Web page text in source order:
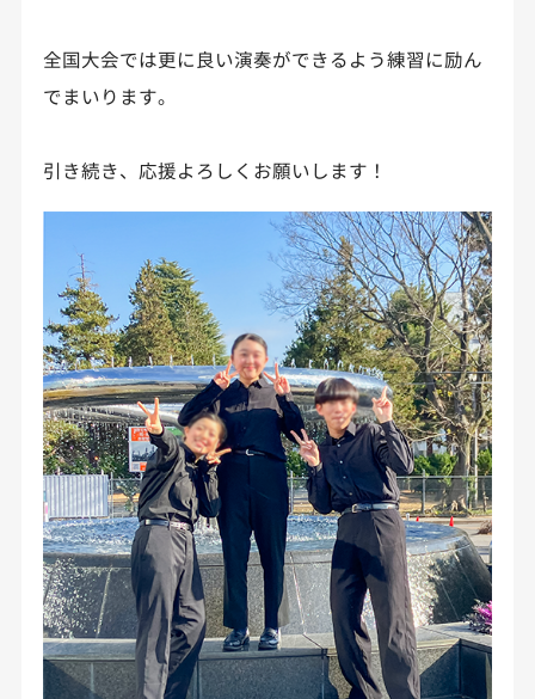
全国大会では更に良い演奏ができるよう練習に励ん
でまいります。
引き続き、応援よろしくお願いします！